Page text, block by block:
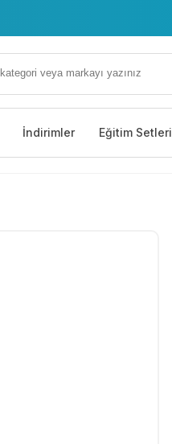
İndirimler Eğitim Setleri